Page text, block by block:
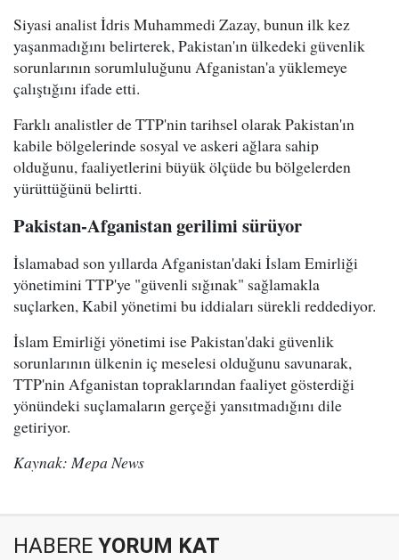
Siyasi analist İdris Muhammedi Zazay, bunun ilk kez
yaşanmadığını belirterek, Pakistan'ın ülkedeki güvenlik
sorunlarının sorumluluğunu Afganistan'a yüklemeye
çalıştığını ifade etti.
Farklı analistler de TTP'nin tarihsel olarak Pakistan'ın
kabile bölgelerinde sosyal ve askeri ağlara sahip
olduğunu, faaliyetlerini büyük ölçüde bu bölgelerden
yürüttüğünü belirtti.
Pakistan-Afganistan gerilimi sürüyor
İslamabad son yıllarda Afganistan'daki İslam Emirliği
yönetimini TTP'ye "güvenli sığınak" sağlamakla
suçlarken, Kabil yönetimi bu iddiaları sürekli reddediyor.
İslam Emirliği yönetimi ise Pakistan'daki güvenlik
sorunlarının ülkenin iç meselesi olduğunu savunarak,
TTP'nin Afganistan topraklarından faaliyet gösterdiği
yönündeki suçlamaların gerçeği yansıtmadığını dile
getiriyor.
Kaynak: Mepa News
HABERE YORUM KAT